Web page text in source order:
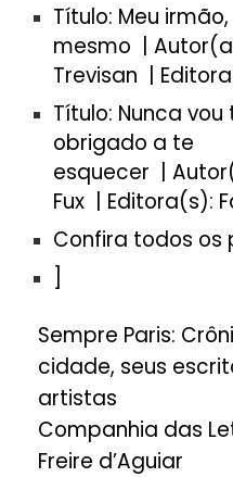
Título: Meu
mesmo |
Trevisan |
Título: Nunca
obrigado a te
esquecer |
Fux | Editora(s):
Confira todos os
]
Sempre Paris:
cidade, seus
artistas
Companhia das
Freire d’Aguiar